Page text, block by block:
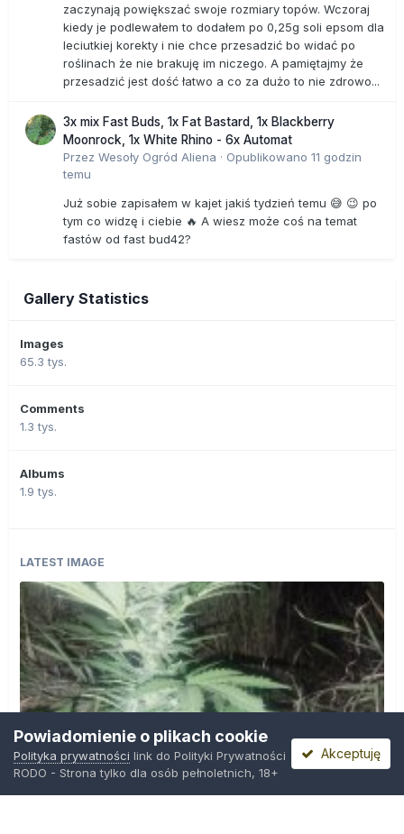
zaczynają powiększać swoje rozmiary topów. Wczoraj
kiedy je podlewałem to dodałem po 0,25g soli epsom dla
leciutkiej korekty i nie chce przesadzić bo widać po
roślinach że nie brakuję im niczego. A pamiętajmy że
przesadzić jest dość łatwo a co za dużo to nie zdrowo...
3x mix Fast Buds, 1x Fat Bastard, 1x Blackberry
Moonrock, 1x White Rhino - 6x Automat
Przez Wesoły Ogród Aliena · Opublikowano 11 godzin
temu
Już sobie zapisałem w kajet jakiś tydzień temu 😅 😉 po
tym co widzę i ciebie 🔥 A wiesz może coś na temat
fastów od fast bud42?
Gallery Statistics
Images
65.3 tys.
Comments
1.3 tys.
Albums
1.9 tys.
LATEST IMAGE
Powiadomienie o plikach cookie
Polityka prywatności link do Polityki Prywatności
RODO - Strona tylko dla osób pełnoletnich, 18+
Akceptuję